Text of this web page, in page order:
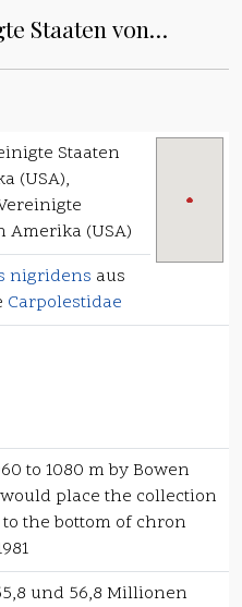
Staaten von
Staaten
(USA),
Amerika (USA)
nigridens aus
Carpolestidae
to 1080 m by Bowen
place the collection
the bottom of chron
und 56,8 Millionen